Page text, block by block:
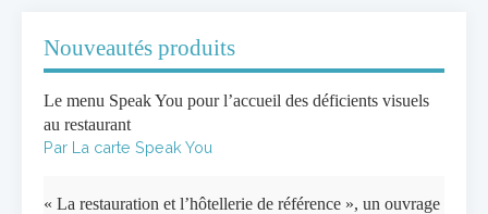
Nouveautés produits
Le menu Speak You pour l’accueil des déficients visuels
au restaurant
Par La carte Speak You
« La restauration et l’hôtellerie de référence », un ouvrage